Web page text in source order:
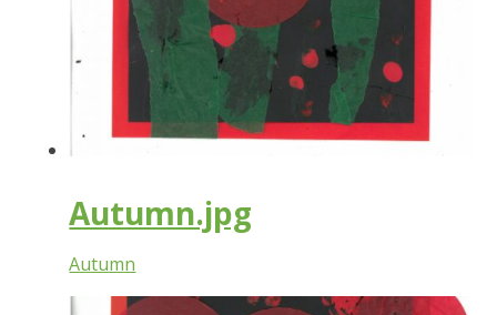
Autumn.jpg
Autumn